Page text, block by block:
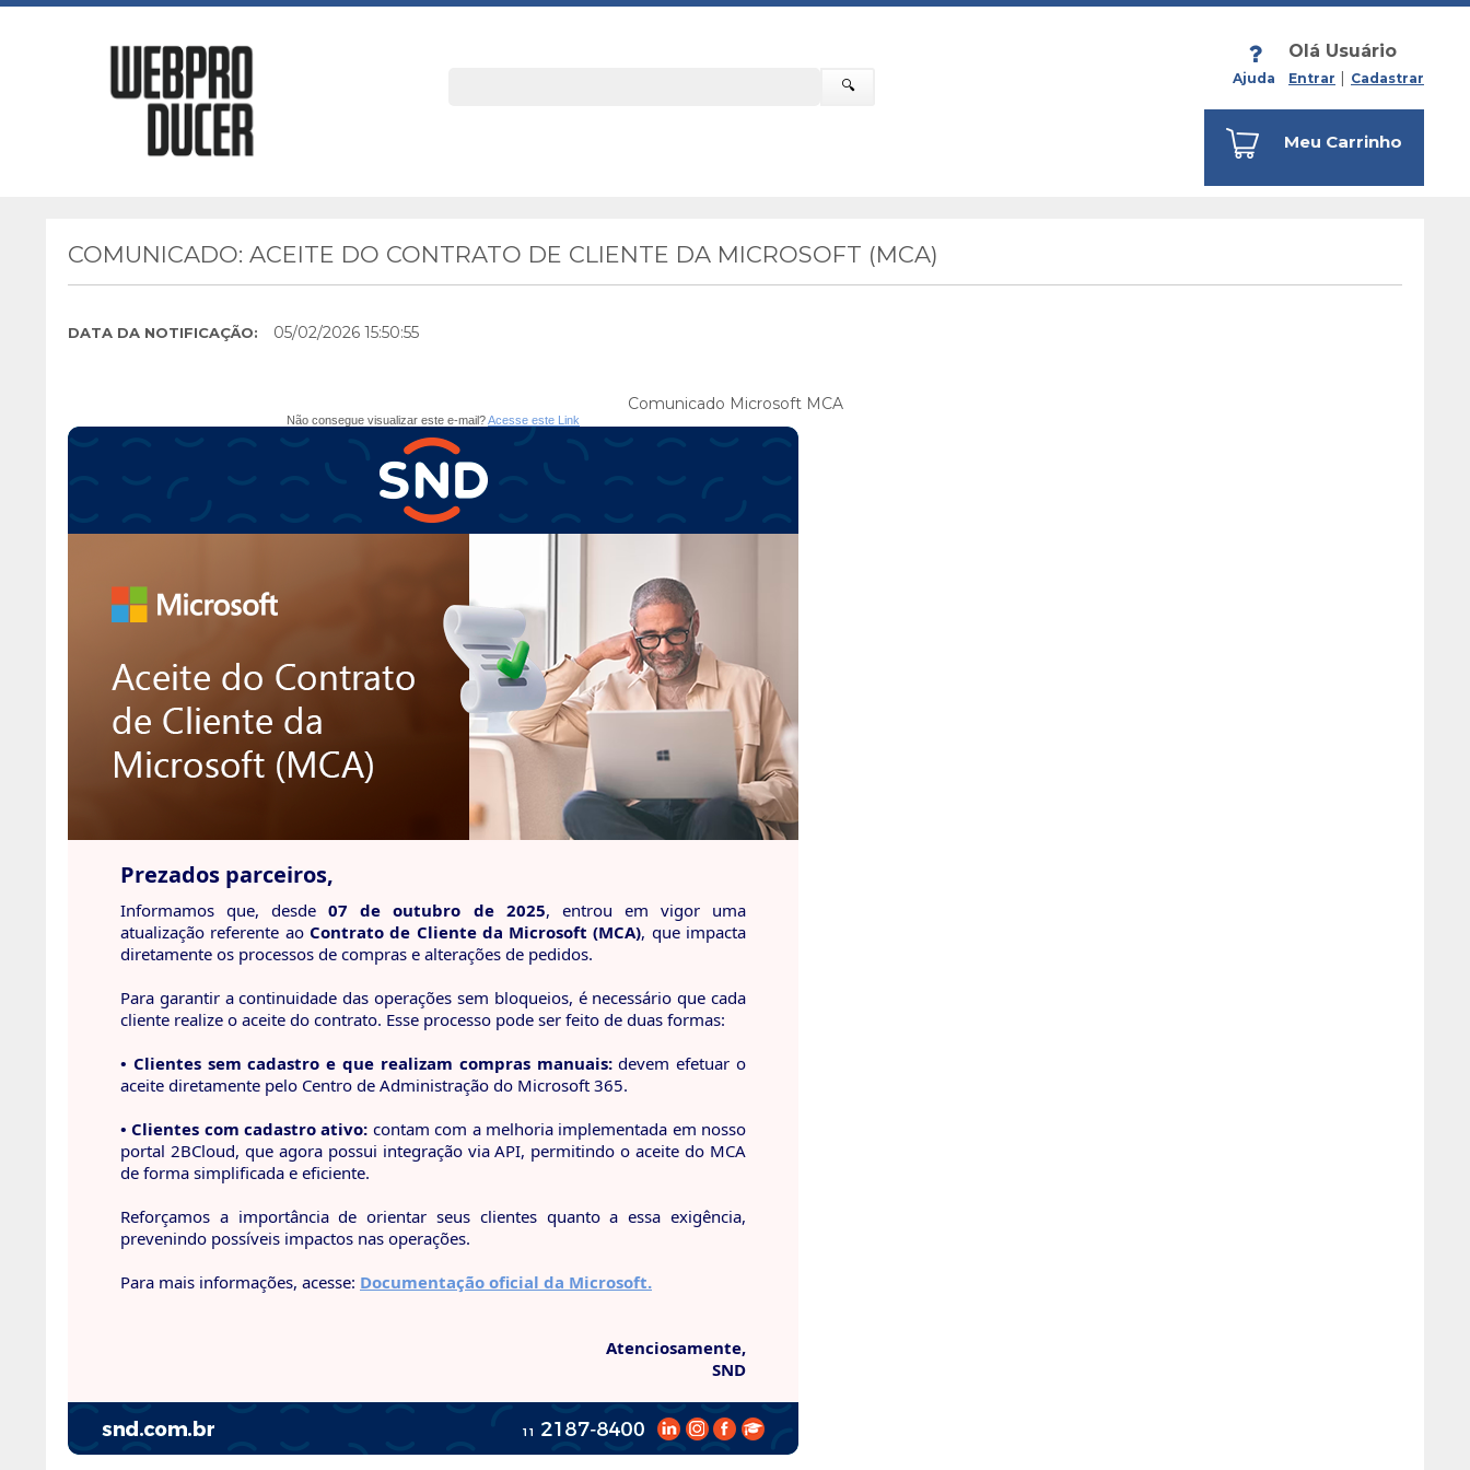
🔍 Ajuda
Olá Usuário
Entrar Cadastrar
Meu Carrinho
COMUNICADO: ACEITE DO CONTRATO DE CLIENTE DA MICROSOFT (MCA)
DATA DA NOTIFICAÇÃO: 05/02/2026 15:50:55
Comunicado Microsoft MCA
Não consegue visualizar este e-mail?Acesse este Link
Prezados parceiros,
Informamos que, desde07 de outubro de 2025, entrou em vigor uma
atualização referente ao Contrato de Cliente da Microsoft (MCA), que impacta
diretamente os processos de compras e alterações de pedidos.
Para garantir a continuidade das operações sem bloqueios, é necessário que cada
cliente realize o aceite do contrato. Esse processo pode ser feito de duas formas:
• Clientes sem cadastro e que realizam compras manuais:devem efetuar o
aceite diretamente pelo Centro de Administração do Microsoft 365.
• Clientes com cadastro ativo: contam com a melhoria implementada em nosso
portal 2BCloud, que agora possui integração via API, permitindo o aceite do MCA
de forma simplificada e eficiente.
Reforçamos a importância de orientar seus clientes quanto a essa exigência,
prevenindo possíveis impactos nas operações.
Para mais informações, acesse: Documentação oficial da Microsoft.
Atenciosamente,
SND